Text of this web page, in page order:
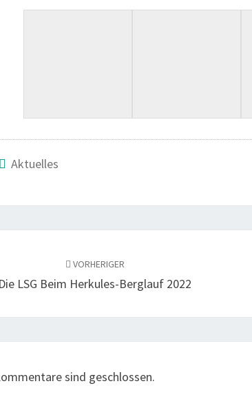
Aktuelles
VORHERIGER
Die LSG Beim Her­ku­les-Berg­lauf 2022
sind geschlossen.